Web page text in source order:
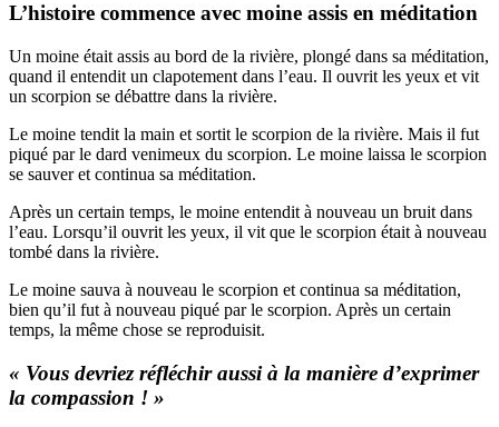
L’histoire commence avec moine assis en méditation
Un moine était assis au bord de la rivière, plongé dans sa méditation,
quand il entendit un clapotement dans l’eau. Il ouvrit les yeux et vit
un scorpion se débattre dans la rivière.
Le moine tendit la main et sortit le scorpion de la rivière. Mais il fut
piqué par le dard venimeux du scorpion. Le moine laissa le scorpion
se sauver et continua sa méditation.
Après un certain temps, le moine entendit à nouveau un bruit dans
l’eau. Lorsqu’il ouvrit les yeux, il vit que le scorpion était à nouveau
tombé dans la rivière.
Le moine sauva à nouveau le scorpion et continua sa méditation,
bien qu’il fut à nouveau piqué par le scorpion. Après un certain
temps, la même chose se reproduisit.
« Vous devriez réfléchir aussi à la manière d’exprimer
la compassion ! »